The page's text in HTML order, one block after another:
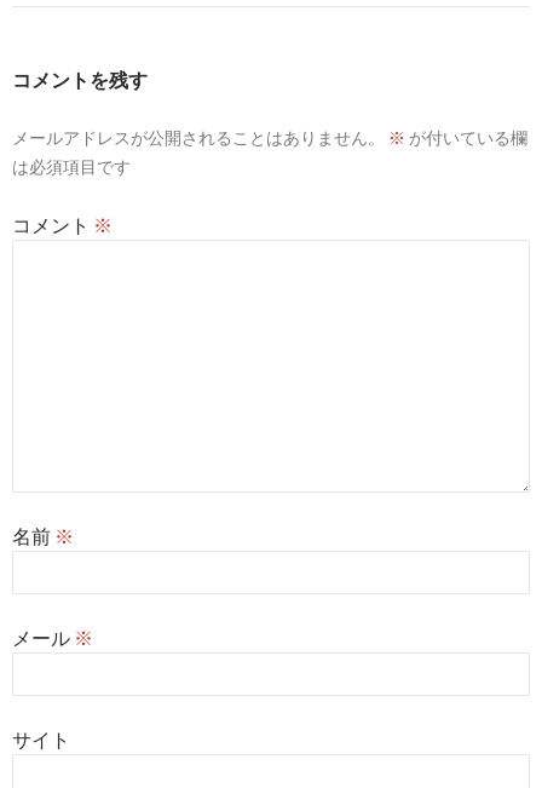
ョ
コメントを残す
メールアドレスが公開されることはありません。 ※ が付いている欄
は必須項目です
コメント ※
名前 ※
メール ※
サイト